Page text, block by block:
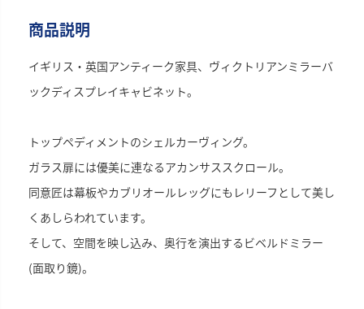
商品説明
イギリス・英国アンティーク家具、ヴィクトリアンミラーバ
ックディスプレイキャビネット。
トップペディメントのシェルカーヴィング。
ガラス扉には優美に連なるアカンサススクロール。
同意匠は幕板やカブリオールレッグにもレリーフとして美し
くあしらわれています。
そして、空間を映し込み、奥行を演出するビベルドミラー
(面取り鏡)。